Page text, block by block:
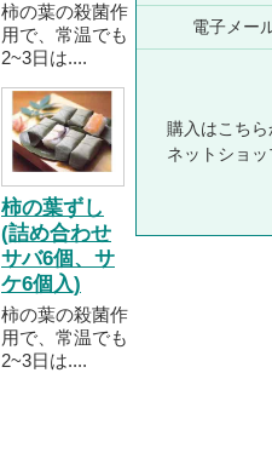
柿の葉の殺菌作
用で、常温でも
2~3日は....
柿の葉ずし
(詰め合わせ
サバ6個、サ
ケ6個入)
柿の葉の殺菌作
用で、常温でも
2~3日は....
電子メー
購入はこちら
ネットショ